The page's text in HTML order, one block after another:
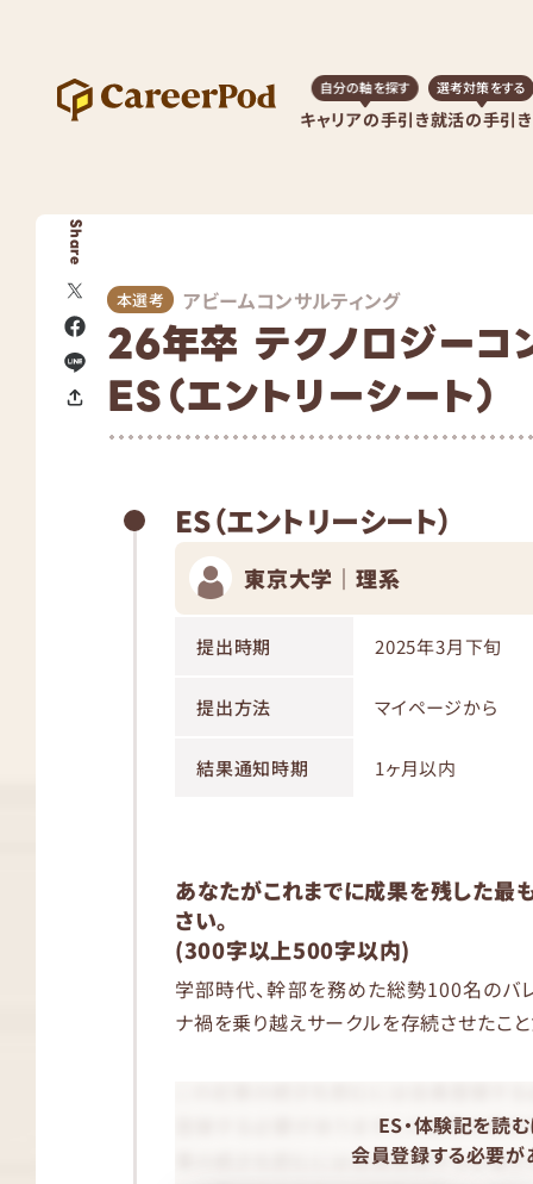
キャリアの手引き
自分の軸を探す
就活の手引き
選考対策をする
Share
本選考 アビームコンサルティング
26年卒 テクノロジーコ
ES（エントリーシート）
ES（エントリーシート）
東京大学｜理系
提出時期 2025年3月下旬
提出方法 マイページから
結果通知時期 1ヶ月以内
あなたがこれまでに成果を残した最
さい。
(300字以上500字以内)
学部時代、幹部を務めた総勢100名のバ
ナ禍を乗り越えサークルを存続させたこと
ES・体験記を読む
会員登録する必要が